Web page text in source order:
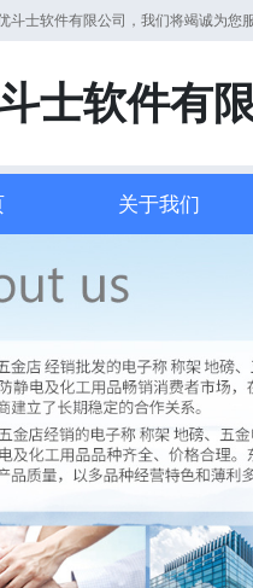
斗士软件有限公司，我们将竭诚为您
士软件有
关于我们